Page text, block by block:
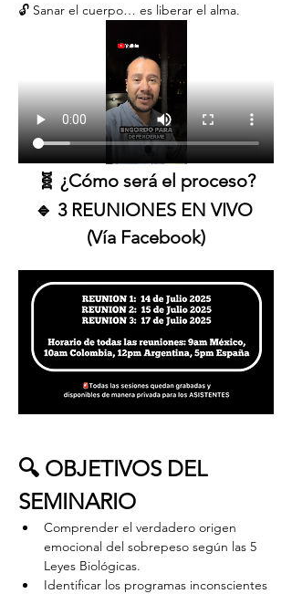
🔓 Sanar el cuerpo… es liberar el alma.
🧬 ¿Cómo será el proceso?
🔹 3 REUNIONES EN VIVO
(Vía Facebook)
🔍 OBJETIVOS DEL
SEMINARIO
Comprender el verdadero origen
emocional del sobrepeso según las 5
Leyes Biológicas.
Identificar los programas inconscientes